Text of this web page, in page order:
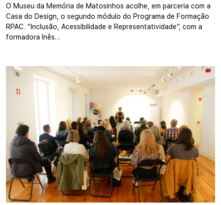
O Museu da Memória de Matosinhos acolhe, em parceria com a
Casa do Design, o segundo módulo do Programa de Formação
RPAC. “Inclusão, Acessibilidade e Representatividade”, com a
formadora Inês…